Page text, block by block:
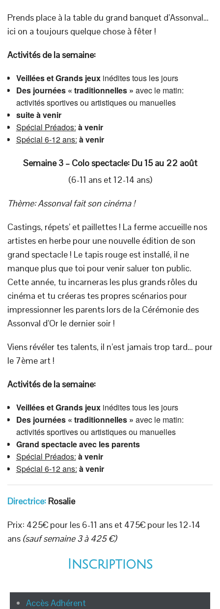
Prends place à la table du grand banquet d’Assonval…
ici on a toujours quelque chose à fêter !
Activités de la semaine:
Veilléeset Grands jeuxinédites tous les jours
Des journées « traditionnelles » avec le matin:
activités sportives ou artistiques ou manuelles
suite à venir
Spécial Préados: à venir
Spécial 6-12 ans: à venir
Semaine 3 – Colo spectacle: Du 15 au 22 août
(6-11 ans et 12-14 ans)
Thème:Assonval fait son cinéma !
Castings, répets’ et paillettes ! La ferme accueille nos
artistes en herbe pour une nouvelle édition de son
grand spectacle ! Le tapis rouge est installé, il ne
manque plus que toi pour venir saluer ton public.
Cette année, tu incarneras les plus grands rôles du
cinéma et tu créeras tes propres scénarios pour
impressionner les parents lors de la Cérémonie des
Assonval d’Or le dernier soir !
Viens révéler tes talents, il n’est jamais trop tard… pour
le 7ème art !
Activités de la semaine:
Veilléeset Grands jeuxinédites tous les jours
Des journées « traditionnelles » avec le matin:
activités sportives ou artistiques ou manuelles
Grand spectacle avec les parents
Spécial Préados: à venir
Spécial 6-12 ans: à venir
Directrice: Rosalie
Prix: 425€ pour les 6-11 ans et 475€ pour les 12-14
ans (sauf semaine 3 à 425 €)
Inscriptions
Accès Adhérent